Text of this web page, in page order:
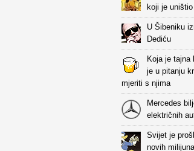
koji je
U Šibeniku
Dediću
Koja je tajna
je u pitanju
mjeriti s njima
Mercedes
električnih
Svijet je
novih